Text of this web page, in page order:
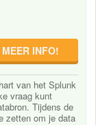
MEER INFO!
van het Splunk
vraag kunt
Tijdens de
zetten om je data